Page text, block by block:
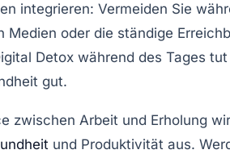
integrieren: Vermeiden Sie
Medien oder die ständige
Detox während des Tages
gut.
zwischen Arbeit und Erholung
und Produktivität aus.